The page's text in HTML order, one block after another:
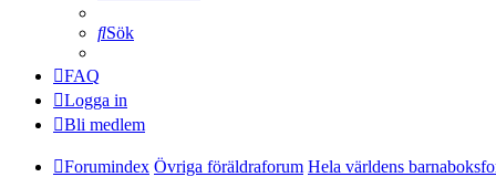
Sök
FAQ
Logga in
Bli medlem
Forumindex Övriga föräldraforum Hela världens